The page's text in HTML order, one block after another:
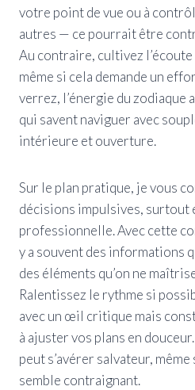
votre point de vue ou à
autres — ce pourrait être
Au contraire, cultivez
même si cela demande un
verrez, l’énergie du zodiaque
qui savent naviguer avec
intérieure et ouverture.
Sur le plan pratique, je vous
décisions impulsives, surtout
professionnelle. Avec cette
y a souvent des informations
des éléments qu’on ne
Ralentissez le rythme si
avec un œil critique mais
à ajuster vos plans en
peut s’avérer salvateur,
semble contraignant.